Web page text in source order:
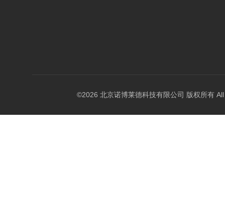
©2026 北京诺博莱德科技有限公司 版权所有